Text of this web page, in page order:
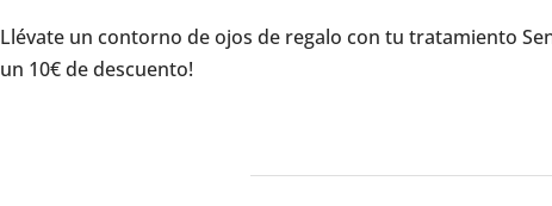
Llévate un contorno de ojos de regalo con tu tratamiento
un 10€ de descuento!